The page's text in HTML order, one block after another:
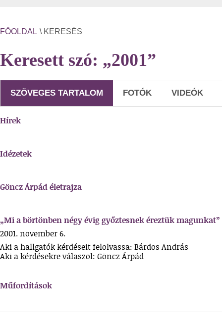
FŐOLDAL \ KERESÉS
Keresett szó: „2001”
SZÖVEGES TARTALOM FOTÓK VIDEÓK
Hírek
Idézetek
Göncz Árpád életrajza
„Mi a börtönben négy évig győztesnek éreztük magunkat”
2001. november 6.
Aki a hallgatók kérdéseit felolvassa: Bárdos András
Aki a kérdésekre válaszol: Göncz Árpád
Műfordítások